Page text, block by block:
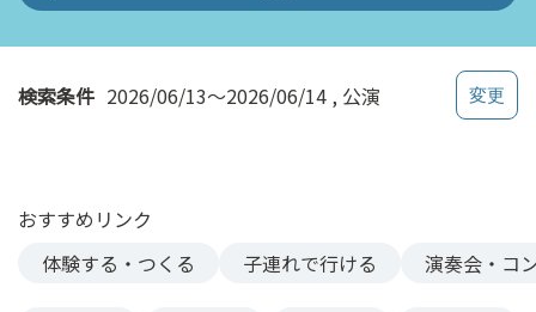
の検索条件 2026/06/13～2026/06/14 公演
おすすめリンク
体験する・つくる
子連れで行ける 演奏会・コ